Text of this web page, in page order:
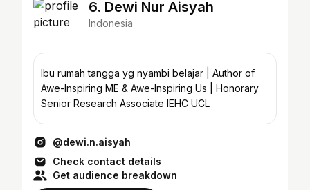
6. Dewi Nur Aisyah
Indonesia
Ibu rumah tangga yg nyambi belajar | Author of
Awe-Inspiring ME & Awe-Inspiring Us | Honorary
Senior Research Associate IEHC UCL
@dewi.n.aisyah
Check contact details
Get audience breakdown